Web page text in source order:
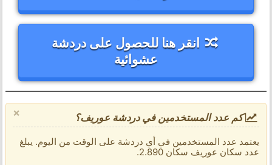
انقر هنا للحصول على دردشة
عشوائية
× كم عدد المستخدمين في دردشة عوريف؟
يعتمد عدد المستخدمين في أي دردشة على الوقت من اليوم. يبلغ
عدد سكان عوريف سكان 2.890.